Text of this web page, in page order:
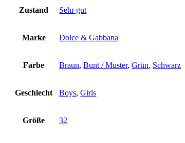
Zustand Sehr gut
Marke Dolce & Gabbana
Farbe Braun,Bunt / Muster,Grün, Schwarz
Geschlecht Boys,Girls
Größe 32